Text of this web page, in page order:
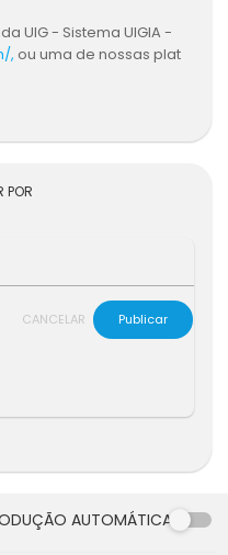
UIG - Sistema UIGIA -
, ou uma de nossas plat
POR
CANCELAR
Publicar
AUTOMÁTICA
21:41